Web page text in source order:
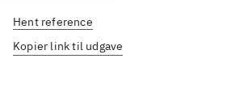
Hent reference
Kopier link til udgave